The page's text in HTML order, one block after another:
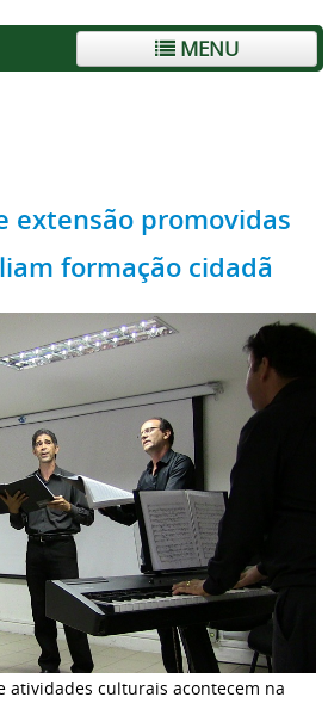
MENU
extensão promovidas
formação cidadã
atividades culturais acontecem na